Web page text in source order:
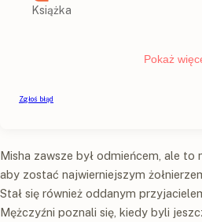
Misha zawsze był odmieńcem, ale to
aby zostać najwierniejszym
Stał się również oddanym
Mężczyźni poznali się, kiedy byli